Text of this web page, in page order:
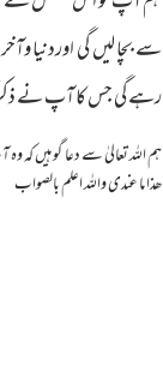
سے بچا لیں گی اوردنیا
رہے گی جس کا آپ نے
ہم اللہ تعالیٰ سے دعا گو ہیں کہ
ھذا ما عندی واللہ اعلم بالصواب